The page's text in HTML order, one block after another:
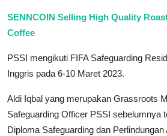
SENNCOIN Selling High Quality
Coffee
PSSI mengikuti FIFA Safeguarding
Inggris pada 6-10 Maret 2023.
Aldi Iqbal yang merupakan Grassroots
Safeguarding Officer PSSI sebelumnya
Diploma Safeguarding dan